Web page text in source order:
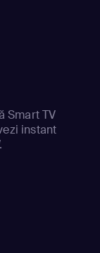
Smart TV
instant